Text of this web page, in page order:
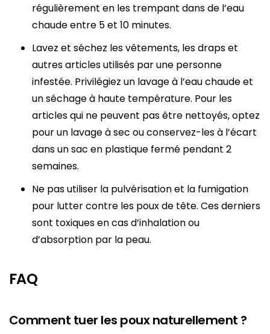
régulièrement en les trempant dans de l’eau
chaude entre 5 et 10 minutes.
Lavez et séchez les vêtements, les draps et
autres articles utilisés par une personne
infestée. Privilégiez un lavage à l’eau chaude et
un séchage à haute température. Pour les
articles qui ne peuvent pas être nettoyés, optez
pour un lavage à sec ou conservez-les à l’écart
dans un sac en plastique fermé pendant 2
semaines.
Ne pas utiliser la pulvérisation et la fumigation
pour lutter contre les poux de tête. Ces derniers
sont toxiques en cas d’inhalation ou
d’absorption par la peau.
FAQ
Comment tuer les poux naturellement ?